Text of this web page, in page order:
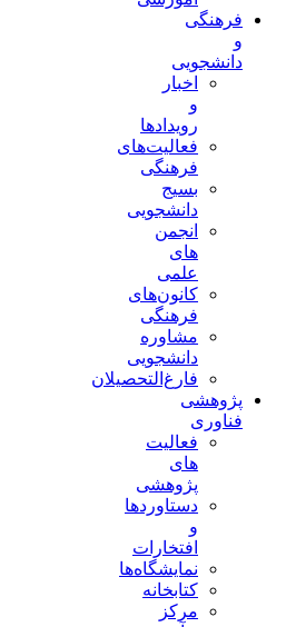
فرهنگی
و
دانشجویی
اخبار
و
رویدادها
فعالیت‌های
فرهنگی
بسیج
دانشجویی
انجمن
های
علمی
کانون‌های
فرهنگی
مشاوره
دانشجویی
فارغ‌التحصیلان
پژوهشی
فناوری
فعالیت
های
پژوهشی
دستاوردها
و
افتخارات
نمایشگاه‌ها
کتابخانه
مرکز